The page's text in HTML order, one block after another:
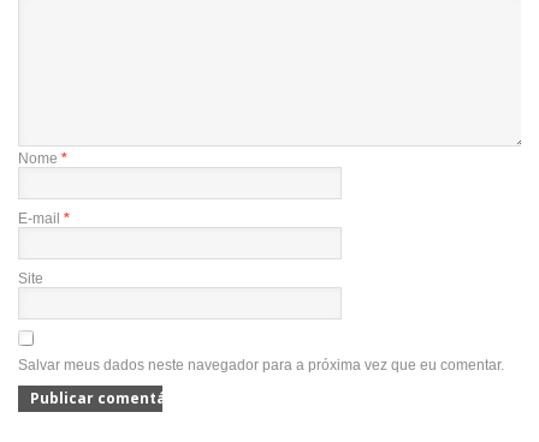
Nome *
E-mail *
Site
Salvar meus dados neste navegador para a próxima vez que eu comentar.